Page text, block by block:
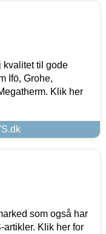
til gode
Ifö, Grohe,
Klik her
som også har
artikler. Klik her for